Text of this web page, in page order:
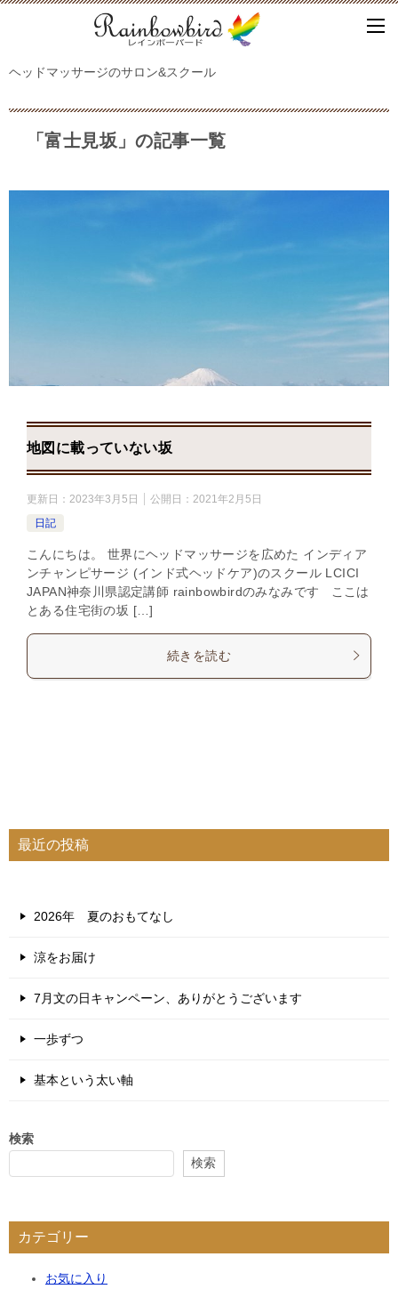
ヘッドマッサージのサロン&スクール
「富士見坂」の記事一覧
地図に載っていない坂
更新日： 2023年3月5日 公開日： 2021年2月5日
日記
こんにちは。 世界にヘッドマッサージを広めた インディア
ンチャンピサージ (インド式ヘッドケア)のスクール LCICI
JAPAN神奈川県認定講師 rainbowbirdのみなみです ここは
とある住宅街の坂 […]
続きを読む
最近の投稿
2026年 夏のおもてなし
涼をお届け
7月文の日キャンペーン、ありがとうございます
一歩ずつ
基本という太い軸
検索
検索
カテゴリー
お気に入り